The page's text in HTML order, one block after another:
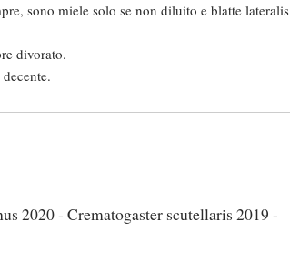
sono miele solo se non diluito e blatte lateralis
divorato.
2020 - Crematogaster scutellaris 2019 -